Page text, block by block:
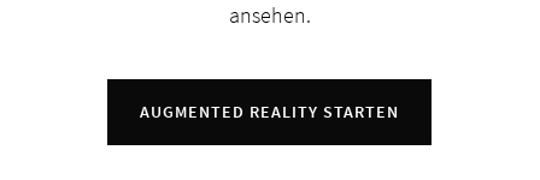
ansehen.
AUGMENTED REALITY STARTEN